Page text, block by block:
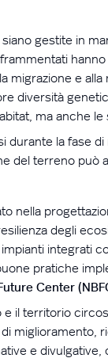
siano gestite in
e
diversità
, ma anche
la fase di
del terreno può
nella
degli
integrati
pratiche
Center
e il territorio
miglioramento,
e divulgative,